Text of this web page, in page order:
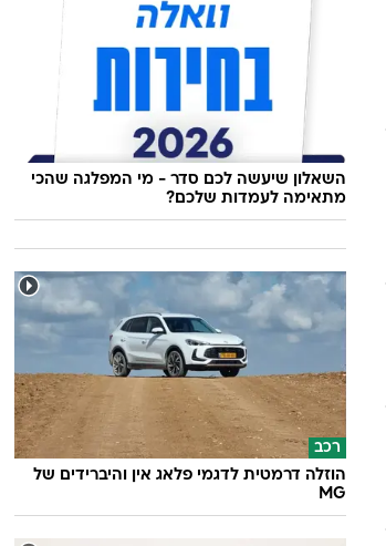
השאלון שיעשה לכם סדר - מי המפלגה שהכי
מתאימה לעמדות שלכם?
רכב
הוזלה דרמטית לדגמי פלאג אין והיברידים של
MG